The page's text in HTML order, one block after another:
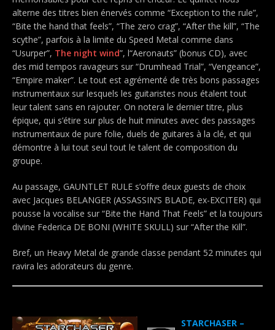
alterne des titres bien énervés comme “Exception to the rule”,
“Bite the hand that feels”, “The zero crag”, “After the kill”, “The
scythe”, parfois à la limite du Speed Metal comme dans
“Usurper”, The night wind”, l“Aeronauts” (bonus CD), avec
des mid tempos ravageurs sur “Drumhead Trial”, “Vengeance”,
“Empire maker”. Le tout est agrémenté de très bons passages
instrumentaux sur lesquels les guitaristes nous étalent tout
leur talent sans en rajouter. On notera le dernier titre, plus
épique, qui s’étire sur plus de huit minutes avec des passages
instrumentaux de pure folie, duels de guitares à la clé, et qui
démontre à lui tout seul tout le talent de composition du
groupe.
Au passage, GAUNTLET RULE s’offre deux guests de choix
avec Jacques BELANGER (ASSASSIN’S BLADE, ex-EXCITER) qui
pousse la vocalise sur “Bite the Hand That Feels” et la toujours
divine Federica DE BONI (WHITE SKULL) sur “After the Kill”.
Bref, un Heavy Metal de grande classe pendant 52 minutes qui
ravira les adorateurs du genre.
STARCHASER –